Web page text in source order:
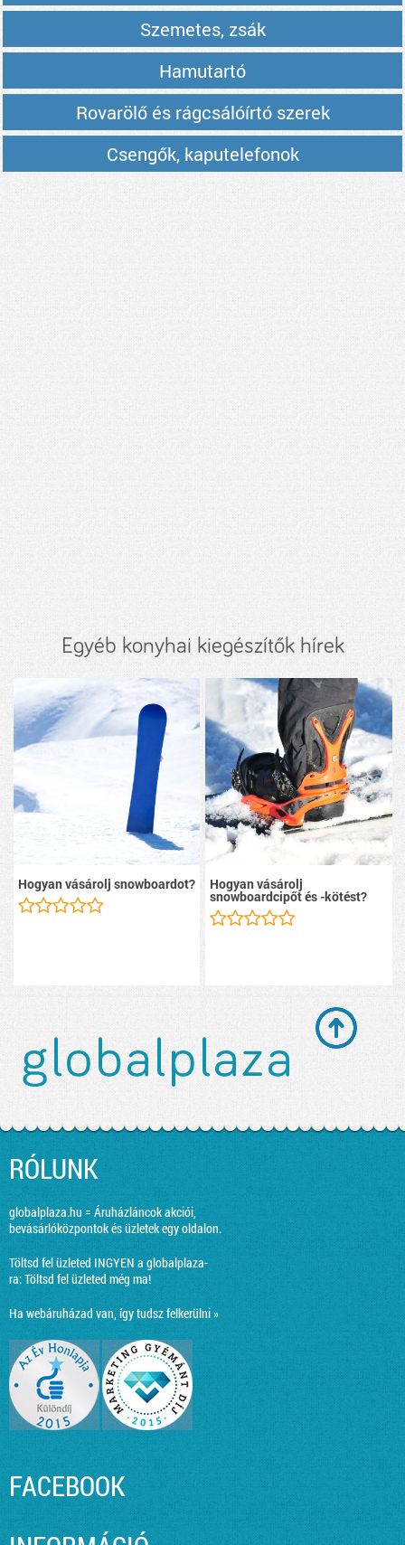
Szemetes, zsák
Hamutartó
Rovarölő és rágcsálóírtó szerek
Csengők, kaputelefonok
Egyéb konyhai kiegészítők hírek
Hogyan vásárolj snowboardot? Hogyan vásárolj
snowboardcipőt és -kötést?
RÓLUNK
globalplaza.hu = Áruházláncok akciói,
bevásárlóközpontok és üzletek egy oldalon.
Töltsd fel üzleted INGYEN a globalplaza-
ra:Töltsd fel üzleted még ma!
Ha webáruházad van, így tudsz felkerülni »
FACEBOOK